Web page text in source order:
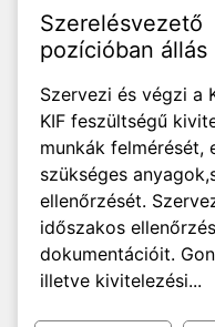
Szerelésvezető
pozícióban állás
Szervezi és végzi a
KIF feszültségű
munkák felmérését,
szükséges
ellenőrzését.
időszakos
dokumentációit.
illetve kivitelezési...